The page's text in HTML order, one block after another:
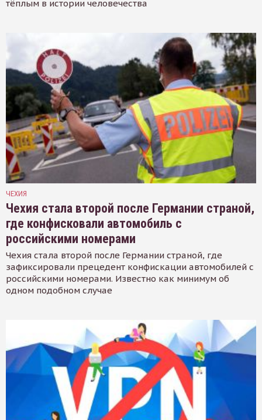
тёплым в истории человечества
ЧЕХИЯ
Чехия стала второй после Германии страной,
где конфисковали автомобиль с
российскими номерами
Чехия стала второй после Германии страной, где
зафиксировали прецедент конфискации автомобилей с
российскими номерами. Известно как минимум об
одном подобном случае